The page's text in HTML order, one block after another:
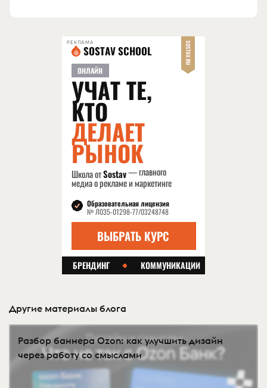
РЕКЛАМА
Другие материалы блога
Разбор баннера Ozon: как улучшить дизайн
через работу со смыслами